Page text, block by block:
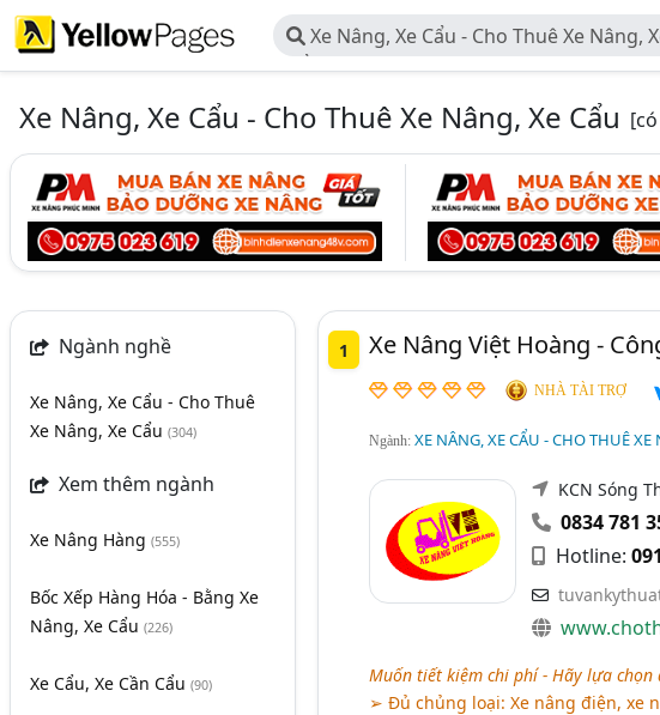
Xe Nâng, Xe Cẩu - Cho Thuê Xe Nâng,
Cẩu
Xe Nâng, Xe Cẩu - Cho Thuê Xe Nâng, Xe Cẩu [có
Ngành nghề
Xe Nâng, Xe Cẩu - Cho Thuê
Xe Nâng, Xe Cẩu (304)
Xem thêm ngành
Xe Nâng Hàng (555)
Bốc Xếp Hàng Hóa - Bằng Xe
Nâng, Xe Cẩu (226)
Xe Cẩu, Xe Cần Cẩu (90)
1 Xe Nâng Việt Hoàng -
NHÀ TÀI TRỢ
Ngành: XE NÂNG, XE CẨU - CHO THUÊ XE
KCN Sóng
0834 781
Hotline:
Muốn tiết kiệm chi phí - Hãy lựa chọn
➢ Đủ chủng loại: Xe nâng điện, xe